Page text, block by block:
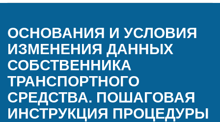
ОСНОВАНИЯ И УСЛОВИЯ
ИЗМЕНЕНИЯ ДАННЫХ
СОБСТВЕННИКА
ТРАНСПОРТНОГО
СРЕДСТВА. ПОШАГОВАЯ
ИНСТРУКЦИЯ ПРОЦЕДУРЫ